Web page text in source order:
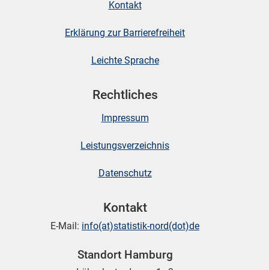
Kontakt
Erklärung zur Barrierefreiheit
Leichte Sprache
Rechtliches
Impressum
Leistungsverzeichnis
Datenschutz
Kontakt
E-Mail: info(at)statistik-nord(dot)de
Standort Hamburg